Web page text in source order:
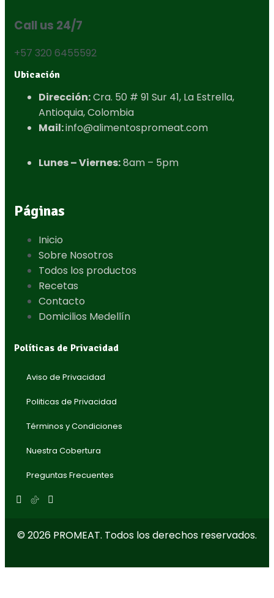
Call us 24/7
+57 320 6455592
Ubicación
Dirección:Cra. 50 # 91 Sur 41, La Estrella,
Antioquia, Colombia​
Mail:info@alimentospromeat.com​
Lunes – Viernes:8am – 5pm
Páginas
Inicio
Sobre Nosotros
Todos los productos
Recetas
Contacto
Domicilios Medellín
Políticas de Privacidad
Aviso de Privacidad
Politicas de Privacidad
Términos y Condiciones
Nuestra Cobertura
Preguntas Frecuentes
© 2026 PROMEAT. Todos los derechos reservados.